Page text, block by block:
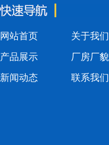
网站首页 关于我们
产品展示 厂房厂貌
新闻动态 联系我们